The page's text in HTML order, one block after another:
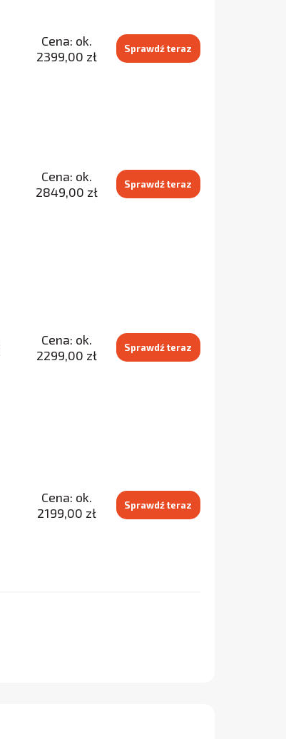
Cena: ok.
2399,00 zł
Sprawdź teraz
Cena: ok.
2849,00 zł
Sprawdź teraz
Cena: ok.
2299,00 zł
Sprawdź teraz
Cena: ok.
2199,00 zł
Sprawdź teraz